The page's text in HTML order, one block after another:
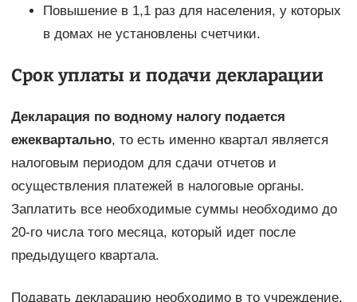
Повышение в 1,1 раз для населения, у которых
в домах не установлены счетчики.
Срок уплаты и подачи декларации
Декларация по водному налогу подается
ежеквартально, то есть именно квартал является
налоговым периодом для сдачи отчетов и
осуществления платежей в налоговые органы.
Заплатить все необходимые суммы необходимо до
20-го числа того месяца, который идет после
предыдущего квартала.
Подавать декларацию необходимо в то учреждение,